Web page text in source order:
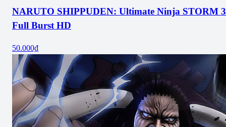
NARUTO SHIPPUDEN: Ultimate Ninja STORM 3
Full Burst HD
50.000₫